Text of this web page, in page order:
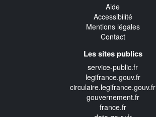
Aide
Accessibilité
Mentions légales
Contact
Les sites publics
service-public.fr
legifrance.gouv.fr
circulaire.legifrance.gouv.fr
gouvernement.fr
france.fr